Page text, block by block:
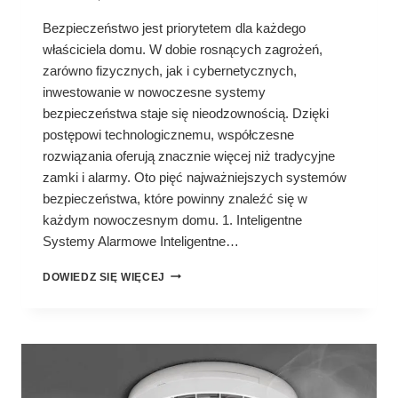
Bezpieczeństwo jest priorytetem dla każdego
właściciela domu. W dobie rosnących zagrożeń,
zarówno fizycznych, jak i cybernetycznych,
inwestowanie w nowoczesne systemy
bezpieczeństwa staje się nieodzownością. Dzięki
postępowi technologicznemu, współczesne
rozwiązania oferują znacznie więcej niż tradycyjne
zamki i alarmy. Oto pięć najważniejszych systemów
bezpieczeństwa, które powinny znaleźć się w
każdym nowoczesnym domu. 1. Inteligentne
Systemy Alarmowe Inteligentne…
DOWIEDZ SIĘ WIĘCEJ TOP
NOWOCZESNYM
DOMU